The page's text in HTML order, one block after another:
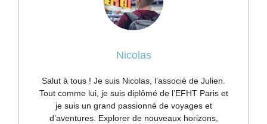
Nicolas
Salut à tous ! Je suis Nicolas, l’associé de Julien.
Tout comme lui, je suis diplômé de l’EFHT Paris et
je suis un grand passionné de voyages et
d’aventures. Explorer de nouveaux horizons,